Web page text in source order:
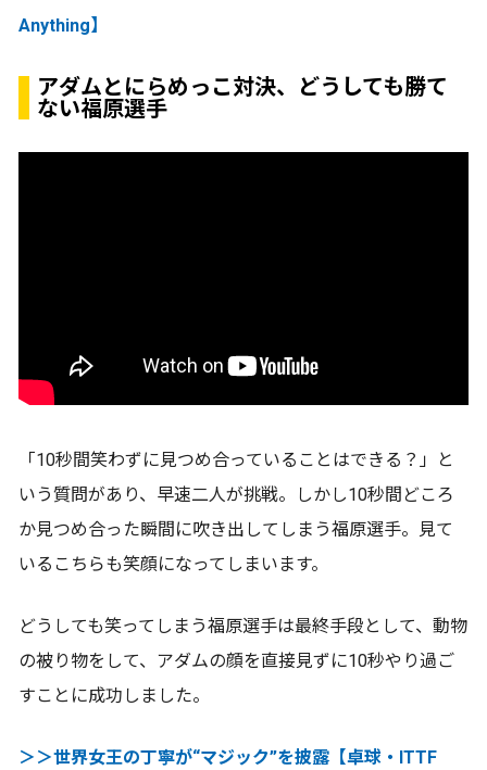
Anything】
アダムとにらめっこ対決、どうしても勝て
ない福原選手
「10秒間笑わずに見つめ合っていることはできる？」と
いう質問があり、早速二人が挑戦。しかし10秒間どころ
か見つめ合った瞬間に吹き出してしまう福原選手。見て
いるこちらも笑顔になってしまいます。
どうしても笑ってしまう福原選手は最終手段として、動物
の被り物をして、アダムの顔を直接見ずに10秒やり過ご
すことに成功しました。
＞＞世界女王の丁寧が“マジック”を披露【卓球・ITTF